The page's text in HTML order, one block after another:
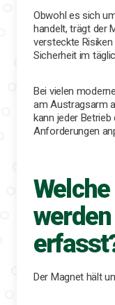
Obwohl es sich
handelt, trägt der
versteckte
Sicherheit im
Bei vielen
am Austragsarm
kann jeder
Anforderungen
Der Magnet hält